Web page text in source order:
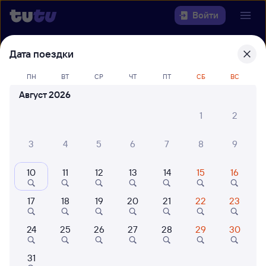
Войти
Выберите день, чтобы найти
билеты Рязань-2 — Чудово-1
(Московское)
Куда
Когда
Кто едет
Найти поезда
Дата поездки
ПН ВТ СР ЧТ ПТ СБ ВС
Август 2026
1
2
3 4 5 6 7 8 9
10 11 12 13 14 15 16
17 18 19 20 21 22 23
24 25 26 27 28 29 30
31